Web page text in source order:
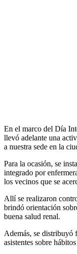
En el marco del Día
llevó adelante una
a nuestra sede en la
Para la ocasión, se
integrado por
los vecinos que se
Allí se realizaron
brindó orientación
buena salud renal.
Además, se distribuyó
asistentes sobre